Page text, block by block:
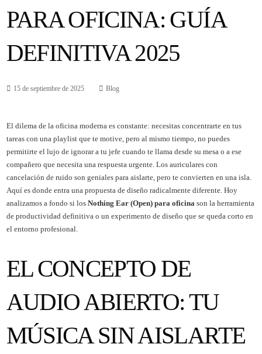
PARA OFICINA: GUÍA
DEFINITIVA 2025
15 de septiembre de 2025 Blog
El dilema de la oficina moderna es constante: necesitas concentrarte en tus
tareas con una playlist que te motive, pero al mismo tiempo, no puedes
permitirte el lujo de ignorar a tu jefe cuando te llama desde su mesa o a ese
compañero que necesita una respuesta urgente. Los auriculares con
cancelación de ruido son geniales para aislarte, pero te convierten en una isla.
Aquí es donde entra una propuesta de diseño radicalmente diferente. Hoy
analizamos a fondo si los Nothing Ear (Open) para oficina son la herramienta
de productividad definitiva o un experimento de diseño que se queda corto en
el entorno profesional.
EL CONCEPTO DE
AUDIO ABIERTO: TU
MÚSICA SIN AISLARTE